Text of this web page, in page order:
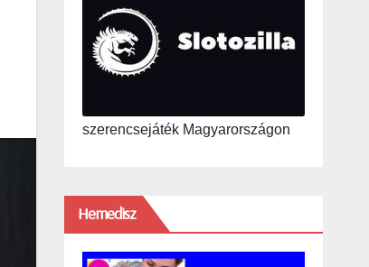
szerencsejáték Magyarországon
Hemedisz